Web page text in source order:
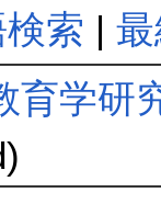
索 |
育学研